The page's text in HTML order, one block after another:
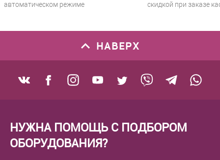
автоматическом режиме
скидкой при заказе
НАВЕРХ
НУЖНА ПОМОЩЬ С ПОДБОРОМ
ОБОРУДОВАНИЯ?